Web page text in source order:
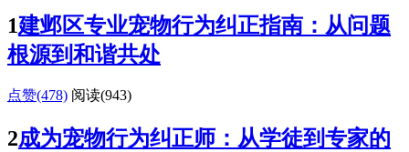
1建邺区专业宠物行为纠正指南：从问题
根源到和谐共处
点赞(478) 阅读(943)
2成为宠物行为纠正师：从学徒到专家的